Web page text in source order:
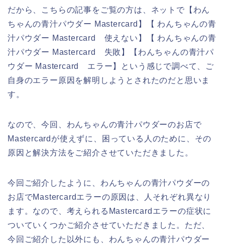
だから、こちらの記事をご覧の方は、ネットで【わん
ちゃんの青汁パウダー Mastercard】【 わんちゃんの青
汁パウダー Mastercard 使えない】【 わんちゃんの青
汁パウダー Mastercard 失敗】【わんちゃんの青汁パ
ウダー Mastercard エラー】という感じで調べて、ご
自身のエラー原因を解明しようとされたのだと思いま
す。
なので、今回、わんちゃんの青汁パウダーのお店で
Mastercardが使えずに、困っている人のために、その
原因と解決方法をご紹介させていただきました。
今回ご紹介したように、わんちゃんの青汁パウダーの
お店でMastercardエラーの原因は、人それぞれ異なり
ます。なので、考えられるMastercardエラーの症状に
ついていくつかご紹介させていただきました。ただ、
今回ご紹介した以外にも、わんちゃんの青汁パウダー